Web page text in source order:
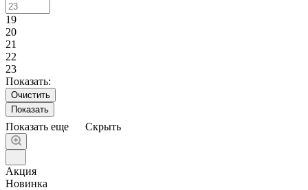
19
20
21
22
23
Показать:
Очистить
Показать еще Скрыть
Акция
Новинка